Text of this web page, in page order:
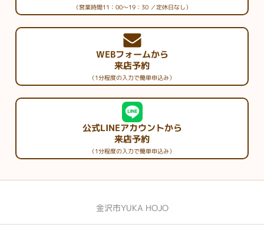
（営業時間11：00～19：30 ／定休日なし）
WEBフォームから
来店予約
（1分程度の入力で簡単申込み）
公式LINEアカウントから
来店予約
（1分程度の入力で簡単申込み）
金沢市YUKA HOJO